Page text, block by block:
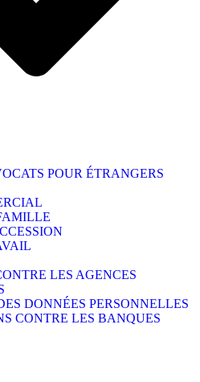
POUR ÉTRANGERS
LES AGENCES
DONNÉES PERSONNELLES
CONTRE LES BANQUES